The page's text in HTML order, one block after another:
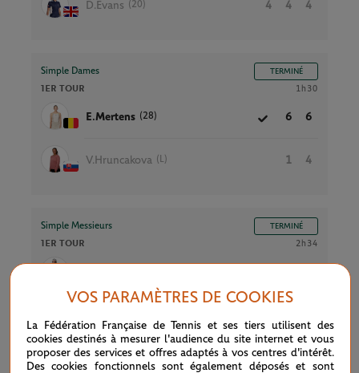
D.Evans (20) 4 4 4
Simple Dames TERMINÉ
1ER TOUR 1h30
E.Mertens (28) 6 6
V.Hruncakova (L) 1 4
Simple Messieurs TERMINÉ
1ER TOUR 2h34
VOS PARAMÈTRES DE COOKIES
La Fédération Française de Tennis et ses tiers utilisent des
cookies destinés à mesurer l'audience du site internet et vous
proposer des services et offres adaptés à vos centres d'intérêt.
Des cookies fonctionnels sont également déposés et sont